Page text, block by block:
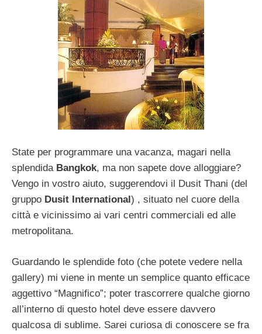
State per programmare una vacanza, magari nella
splendida Bangkok, ma non sapete dove alloggiare?
Vengo in vostro aiuto, suggerendovi il Dusit Thani (del
gruppo Dusit International ) , situato nel cuore della
città e vicinissimo ai vari centri commerciali ed alle
metropolitana.
Guardando le splendide foto (che potete vedere nella
gallery) mi viene in mente un semplice quanto efficace
aggettivo “Magnifico”; poter trascorrere qualche giorno
all’interno di questo hotel deve essere davvero
qualcosa di sublime. Sarei curiosa di conoscere se fra